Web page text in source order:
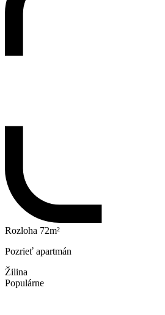
Rozloha 72m²
Pozrieť apartmán
Žilina
Populárne